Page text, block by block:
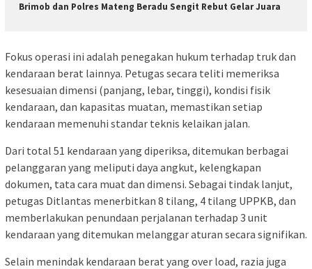
Brimob dan Polres Mateng Beradu Sengit Rebut Gelar Juara
Fokus operasi ini adalah penegakan hukum terhadap truk dan
kendaraan berat lainnya. Petugas secara teliti memeriksa
kesesuaian dimensi (panjang, lebar, tinggi), kondisi fisik
kendaraan, dan kapasitas muatan, memastikan setiap
kendaraan memenuhi standar teknis kelaikan jalan.
Dari total 51 kendaraan yang diperiksa, ditemukan berbagai
pelanggaran yang meliputi daya angkut, kelengkapan
dokumen, tata cara muat dan dimensi. Sebagai tindak lanjut,
petugas Ditlantas menerbitkan 8 tilang, 4 tilang UPPKB, dan
memberlakukan penundaan perjalanan terhadap 3 unit
kendaraan yang ditemukan melanggar aturan secara signifikan.
Selain menindak kendaraan berat yang over load, razia juga